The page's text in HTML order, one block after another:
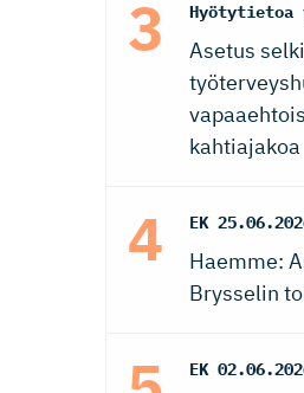
Asetus
kahtiajakoa
EK
Haemme:
Brysselin
EK